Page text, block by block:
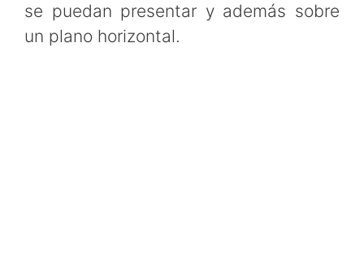
se puedan presentar y además sobre
un plano horizontal.